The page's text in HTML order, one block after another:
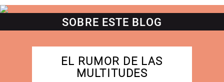
SOBRE ESTE BLOG
EL RUMOR DE LAS
MULTITUDES